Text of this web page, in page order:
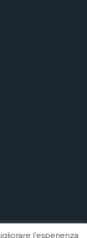
l’esperienza